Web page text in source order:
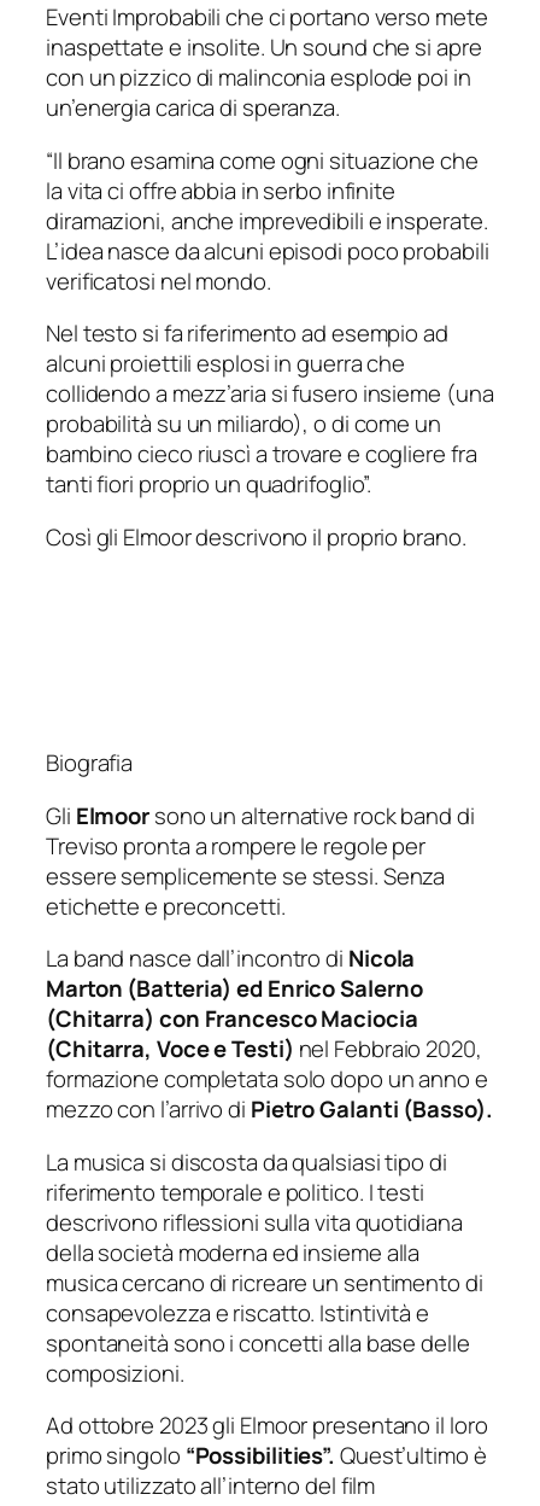
Eventi Improbabili che ci portano verso mete
inaspettate e insolite. Un sound che si apre
con un pizzico di malinconia esplode poi in
un’energia carica di speranza.
“Il brano esamina come ogni situazione che
la vita ci offre abbia in serbo infinite
diramazioni, anche imprevedibili e insperate.
L’idea nasce da alcuni episodi poco probabili
verificatosi nel mondo.
Nel testo si fa riferimento ad esempio ad
alcuni proiettili esplosi in guerra che
collidendo a mezz’aria si fusero insieme (una
probabilità su un miliardo), o di come un
bambino cieco riuscì a trovare e cogliere fra
tanti fiori proprio un quadrifoglio”.
Così gli Elmoor descrivono il proprio brano.
Biografia
Gli Elmoorsono un alternative rock band di
Treviso pronta a rompere le regole per
essere semplicemente se stessi. Senza
etichette e preconcetti.
La band nasce dall’incontro di Nicola
Marton (Batteria) ed Enrico Salerno
(Chitarra) con Francesco Maciocia
(Chitarra, Voce e Testi) nel Febbraio 2020,
formazione completata solo dopo un anno e
mezzo con l’arrivo di Pietro Galanti (Basso).
La musica si discosta da qualsiasi tipo di
riferimento temporale e politico. I testi
descrivono riflessioni sulla vita quotidiana
della società moderna ed insieme alla
musica cercano di ricreare un sentimento di
consapevolezza e riscatto. Istintività e
spontaneità sono i concetti alla base delle
composizioni.
Ad ottobre 2023 gli Elmoor presentano il loro
primo singolo “Possibilities”. Quest’ultimo è
stato utilizzato all’interno del film